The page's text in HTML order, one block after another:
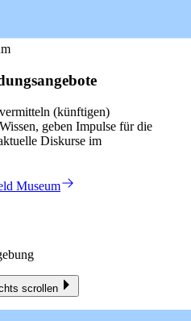
(künftigen)
geben Impulse für die
Diskurse im
Museum
scrollen